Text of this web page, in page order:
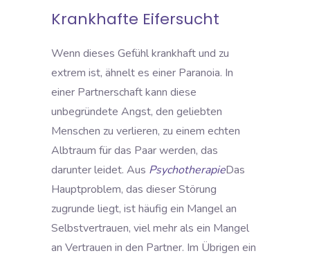
Krankhafte Eifersucht
Wenn dieses Gefühl krankhaft und zu
extrem ist, ähnelt es einer Paranoia. In
einer Partnerschaft kann diese
unbegründete Angst, den geliebten
Menschen zu verlieren, zu einem echten
Albtraum für das Paar werden, das
darunter leidet. Aus PsychotherapieDas
Hauptproblem, das dieser Störung
zugrunde liegt, ist häufig ein Mangel an
Selbstvertrauen, viel mehr als ein Mangel
an Vertrauen in den Partner. Im Übrigen ein